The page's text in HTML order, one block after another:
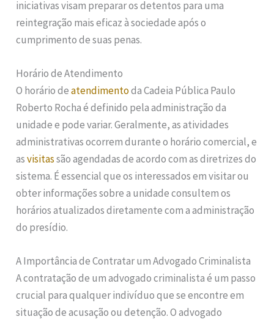
iniciativas visam preparar os detentos para uma
reintegração mais eficaz à sociedade após o
cumprimento de suas penas.
Horário de Atendimento
O horário deatendimentoda Cadeia Pública Paulo
Roberto Rocha é definido pela administração da
unidade e pode variar. Geralmente, as atividades
administrativas ocorrem durante o horário comercial, e
asvisitassão agendadas de acordo com as diretrizes do
sistema. É essencial que os interessados em visitar ou
obter informações sobre a unidade consultem os
horários atualizados diretamente com a administração
do presídio.
A Importância de Contratar um Advogado Criminalista
A contratação de um advogado criminalista é um passo
crucial para qualquer indivíduo que se encontre em
situação de acusação ou detenção. O advogado